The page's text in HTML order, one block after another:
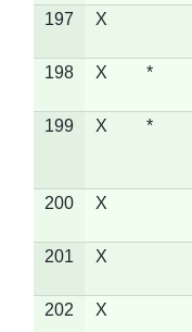
197 X
198 X *
199 X *
200 X
201 X
202 X